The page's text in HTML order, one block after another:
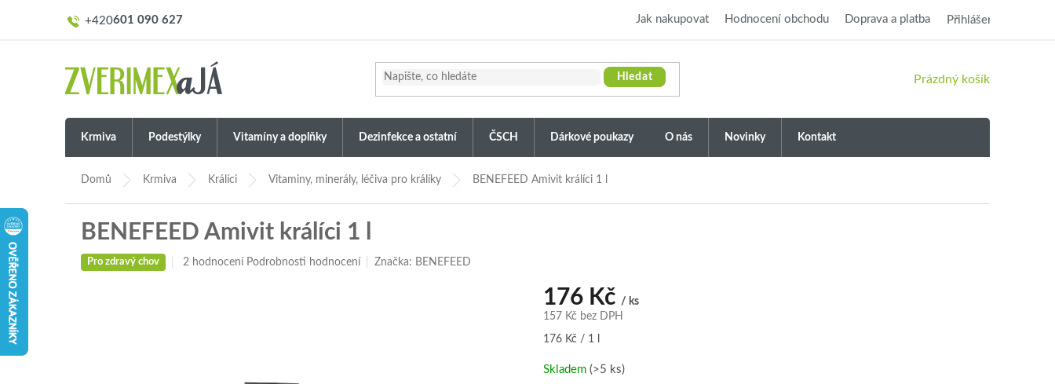
601 090 627 Jak nakupovat Hodnocení obchodu Doprava a platba Přihlášení
Hledat
NÁKUPNÍ
Prázdný košík
Krmiva Podestýlky Vitamíny a doplňky Dezinfekce a ostatní ČSCH Dárkové poukazy O nás Novinky Kontakt
Domů Krmiva Králíci Vitaminy, minerály, léčiva pro králíky BENEFEED Amivit králíci 1 l
BENEFEED Amivit králíci 1 l
Pro zdravý chov
Průměrné
2 hodnocení Podrobnosti hodnocení Značka: BENEFEED
176 Kč / ks
157 Kč bez DPH
Měrná
176 Kč / 1 l
Skladem (>5 ks)